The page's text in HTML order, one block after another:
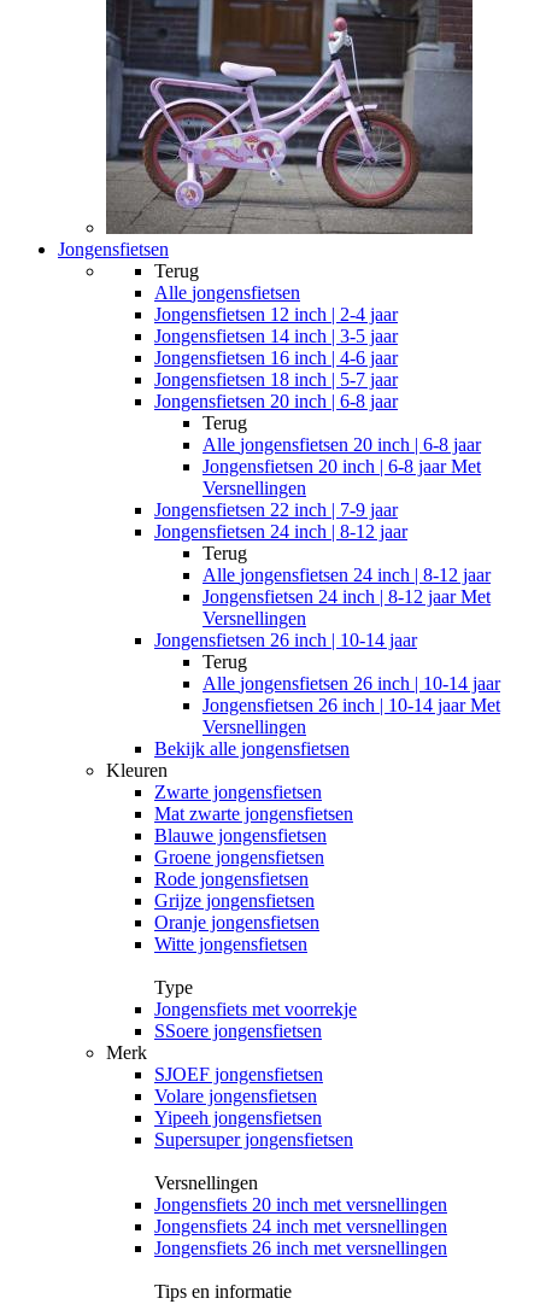
Jongensfietsen
Terug
Alle jongensfietsen
Jongensfietsen 12 inch | 2-4 jaar
Jongensfietsen 14 inch | 3-5 jaar
Jongensfietsen 16 inch | 4-6 jaar
Jongensfietsen 18 inch | 5-7 jaar
Jongensfietsen 20 inch | 6-8 jaar
Terug
Alle jongensfietsen 20 inch | 6-8 jaar
Jongensfietsen 20 inch | 6-8 jaar Met
Versnellingen
Jongensfietsen 22 inch | 7-9 jaar
Jongensfietsen 24 inch | 8-12 jaar
Terug
Alle jongensfietsen 24 inch | 8-12 jaar
Jongensfietsen 24 inch | 8-12 jaar Met
Versnellingen
Jongensfietsen 26 inch | 10-14 jaar
Terug
Alle jongensfietsen 26 inch | 10-14 jaar
Jongensfietsen 26 inch | 10-14 jaar Met
Versnellingen
Bekijk alle jongensfietsen
Kleuren
Zwarte jongensfietsen
Mat zwarte jongensfietsen
Blauwe jongensfietsen
Groene jongensfietsen
Rode jongensfietsen
Grijze jongensfietsen
Oranje jongensfietsen
Witte jongensfietsen
Type
Jongensfiets met voorrekje
SSoere jongensfietsen
Merk
SJOEF jongensfietsen
Volare jongensfietsen
Yipeeh jongensfietsen
Supersuper jongensfietsen
Versnellingen
Jongensfiets 20 inch met versnellingen
Jongensfiets 24 inch met versnellingen
Jongensfiets 26 inch met versnellingen
Tips en informatie